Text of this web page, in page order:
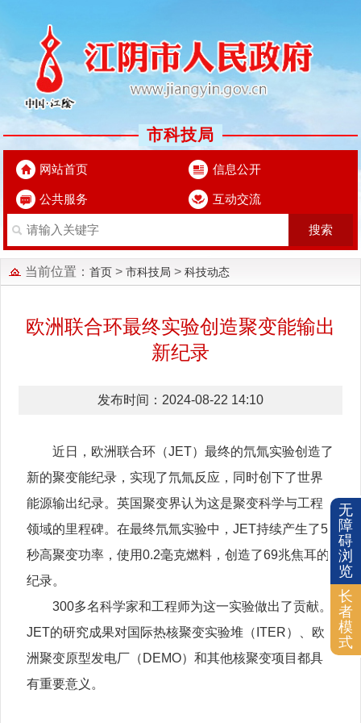
市科技局
网站首页 信息公开
公共服务 互动交流
当前位置： 首页 > 市科技局 > 科技动态
欧洲联合环最终实验创造聚变能输出
新纪录
发布时间：2024-08-22 14:10
近日，欧洲联合环（JET）最终的氘氚实验创造了
新的聚变能纪录，实现了氘氚反应，同时创下了世界
能源输出纪录。英国聚变界认为这是聚变科学与工程
领域的里程碑。在最终氘氚实验中，JET持续产生了5
秒高聚变功率，使用0.2毫克燃料，创造了69兆焦耳的
纪录。
300多名科学家和工程师为这一实验做出了贡献。
JET的研究成果对国际热核聚变实验堆（ITER）、欧
洲聚变原型发电厂（DEMO）和其他核聚变项目都具
有重要意义。
无
障
碍
浏
览
长
者
模
式